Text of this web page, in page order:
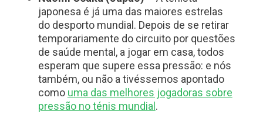
japonesa é já uma das maiores estrelas
do desporto mundial. Depois de se retirar
temporariamente do circuito por questões
de saúde mental, a jogar em casa, todos
esperam que supere essa pressão: e nós
também, ou não a tivéssemos apontado
como uma das melhores jogadoras sobre
pressão no ténis mundial .